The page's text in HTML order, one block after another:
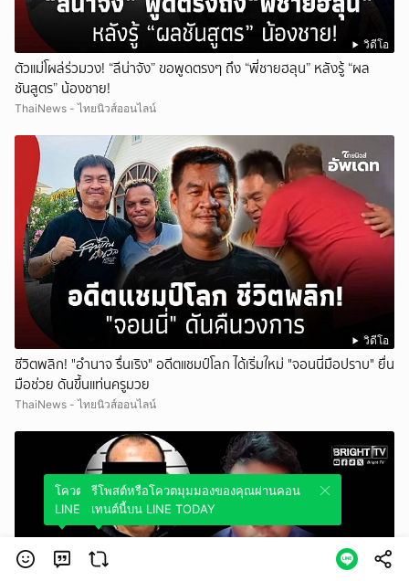
วิดีโอ
ตัวแม่โผล่ร่วมวง! “ลีน่าจัง” ขอพูดตรงๆ ถึง “พี่ชายฮลุน” หลังรู้ “ผล
ชันสูตร” น้องชาย!
ThaiNews - ไทยนิวส์ออนไลน์
วิดีโอ
ชีวิตพลิก! "อำนาจ รื่นเริง" อดีตแชมป์โลก ได้เริ่มใหม่ "จอนนี่มือปราบ" ยื่น
มือช่วย ดันขึ้นแท่นครูมวย
ThaiNews - ไทยนิวส์ออนไลน์
โควตมุมมองของคุณผ่านคอนเทนต์นี้บน
LINE TODAY
รีโพสต์หรือโควตมุมมองของคุณผ่านคอน
เทนต์นี้บน LINE TODAY